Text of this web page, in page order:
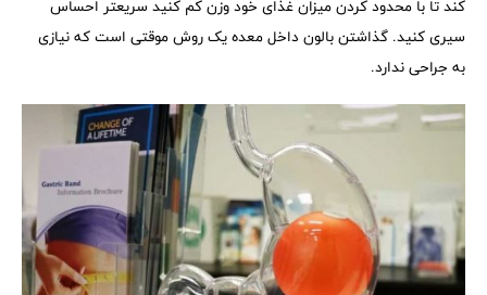
کند تا با محدود کردن میزان غذای خود وزن کم کنید سریعتر احساس
سیری کنید. گذاشتن بالون داخل معده یک روش موقتی است که نیازی
به جراحی ندارد.